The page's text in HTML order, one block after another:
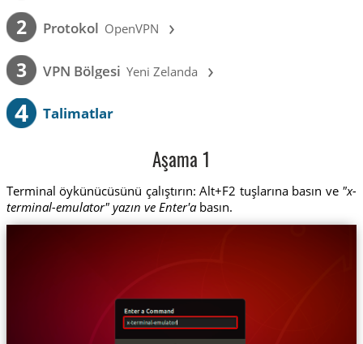
2 Protokol OpenVPN ›
3 VPN Bölgesi Yeni Zelanda ›
4 Talimatlar
Aşama 1
Terminal öykünücüsünü çalıştırın: Alt+F2 tuşlarına basın ve "x-
terminal-emulator" yazın ve Enter'abasın.